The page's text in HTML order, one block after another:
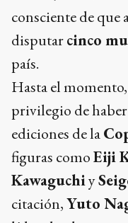
consciente de que
disputarcinco
país.
Hasta el
privilegio de
ediciones de la
figuras comoEiji
Kawaguchiy
citación,Yuto